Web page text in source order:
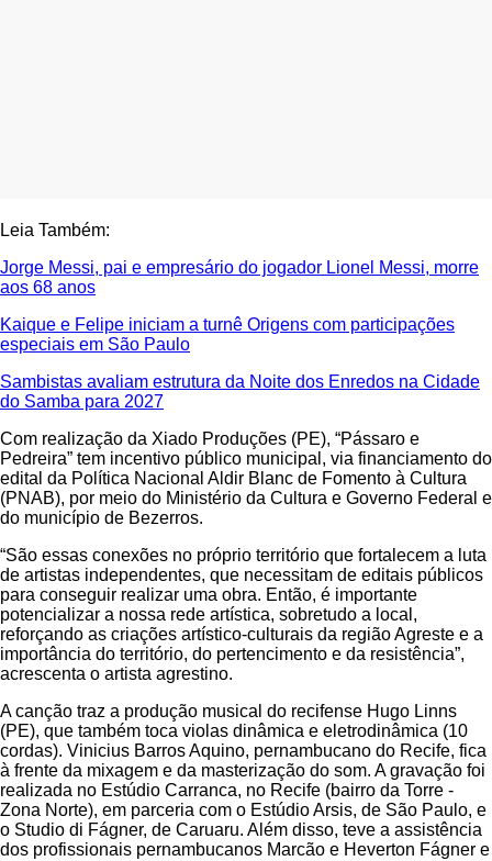
Leia Também:
Jorge Messi, pai e empresário do jogador Lionel Messi, morre
aos 68 anos
Kaique e Felipe iniciam a turnê Origens com participações
especiais em São Paulo
Sambistas avaliam estrutura da Noite dos Enredos na Cidade
do Samba para 2027
Com realização da Xiado Produções (PE), “Pássaro e
Pedreira” tem incentivo público municipal, via financiamento do
edital da Política Nacional Aldir Blanc de Fomento à Cultura
(PNAB), por meio do Ministério da Cultura e Governo Federal e
do município de Bezerros.
“São essas conexões no próprio território que fortalecem a luta
de artistas independentes, que necessitam de editais públicos
para conseguir realizar uma obra. Então, é importante
potencializar a nossa rede artística, sobretudo a local,
reforçando as criações artístico-culturais da região Agreste e a
importância do território, do pertencimento e da resistência”,
acrescenta o artista agrestino.
A canção traz a produção musical do recifense Hugo Linns
(PE), que também toca violas dinâmica e eletrodinâmica (10
cordas). Vinicius Barros Aquino, pernambucano do Recife, fica
à frente da mixagem e da masterização do som. A gravação foi
realizada no Estúdio Carranca, no Recife (bairro da Torre -
Zona Norte), em parceria com o Estúdio Arsis, de São Paulo, e
o Studio di Fágner, de Caruaru. Além disso, teve a assistência
dos profissionais pernambucanos Marcão e Heverton Fágner e